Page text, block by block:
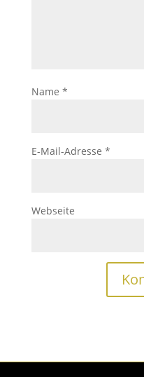
Name *
E-Mail-Adresse *
Webseite